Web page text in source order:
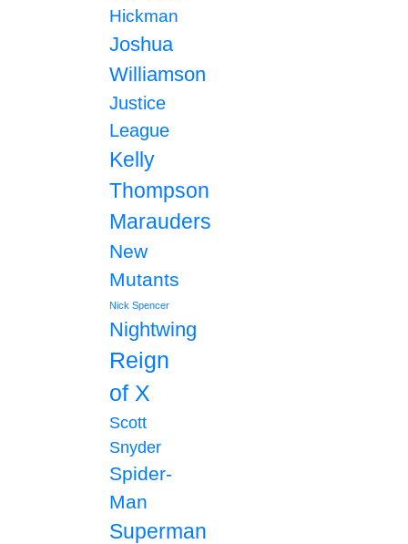
Hickman
Joshua
Williamson
Justice
League
Kelly
Thompson
Marauders
New
Mutants
Nick Spencer
Nightwing
Reign
of X
Scott
Snyder
Spider-
Man
Superman